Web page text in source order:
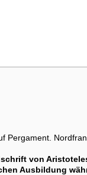
Pergament.
von
Ausbildung